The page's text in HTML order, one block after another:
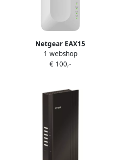
Netgear EAX15
1 webshop
€ 100,-